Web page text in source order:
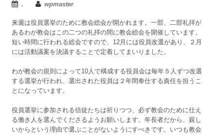
. wpmaster
来週は役員選挙のために教会総会が開かれます。一部、二部礼拝が
あるわが教会はこの二つの礼拝の間に教会総会を開催しています。
短い時間に行われる総会ですので、12月には役員改選があり、２月
には活動議案を決議することで定着してまいりました。
わが教会の規則によって10人で構成する役員会は毎年５人ずつ改選
する選挙が行われ、選出された役員は２年間奉仕する責任を担うこ
とになっています。
役員選挙に参加される信徒たちは祈りつつ、必ず教会のために仕え
る働き人を選んでくださるようお願いします。年長者だから、親し
いからという理由で選ぶことがないようにすべきです。いつも教会